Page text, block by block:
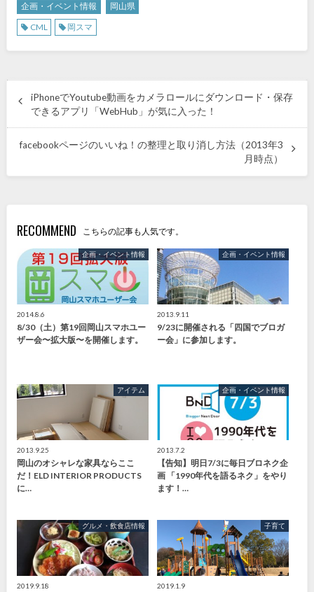
企画・イベント情報
岡山県
CML
岡スマ
iPhoneでYoutube動画をカメラロールにダウンロード・保存
できるアプリ「WebHub」が気に入った！
facebookページのいいね！の整理と取り消し方法（2013年3
月時点）
RECOMMEND こちらの記事も人気です。
企画・イベント情報
2014.8.6
8/30（土）第19回岡山スマホユー
ザー会〜拡大版〜を開催します。
企画・イベント情報
2013.9.11
9/23に開催される「四国でブロガ
ー会」に参加します。
アイテム
2013.9.25
岡山のオシャレな家具ならここ
だ！ELD INTERIOR PRODUCTS
に…
企画・イベント情報
2013.7.2
【告知】明日7/3に毎日ブロネク企
画 「1990年代を語るネク」をやり
ます！…
グルメ・飲食店情報
2019.9.18
子育て
2019.1.9